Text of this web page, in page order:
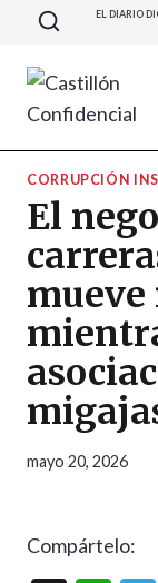
Saltar
contenido
EL DIARIO
CORRUPCIÓN
El
mayo 20, 2026
Compártelo: